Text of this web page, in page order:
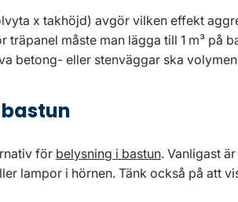
x takhöjd) avgör vilken effekt
träpanel måste man lägga till 1 m³ på
betong- eller stenväggar ska
för belysning i bastun. Vanligast
lampor i hörnen. Tänk också på att